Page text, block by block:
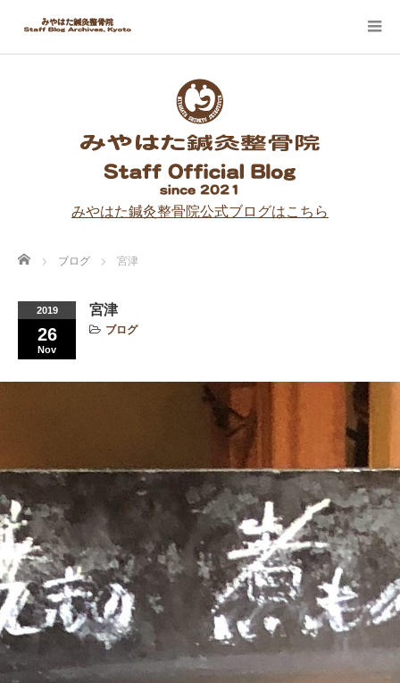
みやはた鍼灸整骨院公式ブログはこちら
Home ブログ 宮津
2019
26
Nov
宮津
ブログ